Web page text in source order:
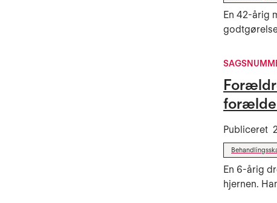
En 42-årig
Publiceret
En 6-årig
hjernen.